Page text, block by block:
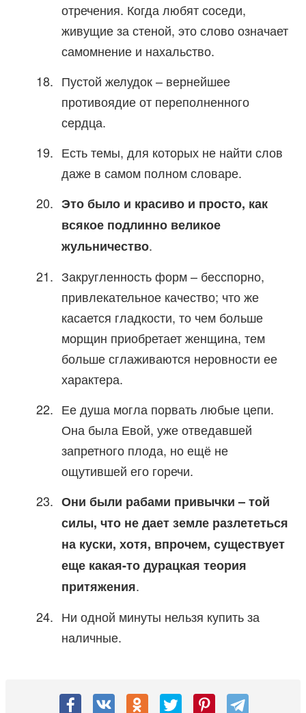
отречения. Когда любят соседи,
живущие за стеной, это слово означает
самомнение и нахальство.
Пустой желудок – вернейшее
противоядие от переполненного
сердца.
Есть темы, для которых не найти слов
даже в самом полном словаре.
Это было и красиво и просто, как
всякое подлинно великое
жульничество.
Закругленность форм – бесспорно,
привлекательное качество; что же
касается гладкости, то чем больше
морщин приобретает женщина, тем
больше сглаживаются неровности ее
характера.
Ее душа могла порвать любые цепи.
Она была Евой, уже отведавшей
запретного плода, но ещё не
ощутившей его горечи.
Они были рабами привычки – той
силы, что не дает земле разлететься
на куски, хотя, впрочем, существует
еще какая-то дурацкая теория
притяжения.
Ни одной минуты нельзя купить за
наличные.